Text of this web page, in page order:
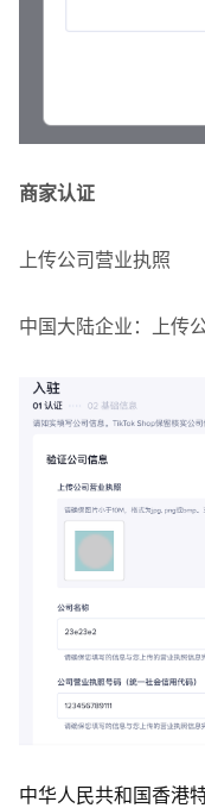
商家认证
上传公司营业执照
中国大陆企业：上传
中华人民共和国香港